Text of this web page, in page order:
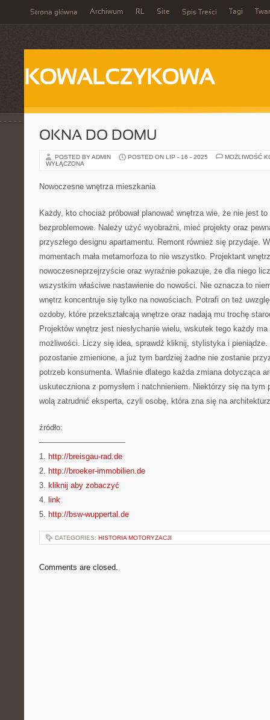
Strona główna Archiwum RL Site Spis Treści Tagi
KOWALCZYKOWA
OKNA DO DOMU
POSTED BY ADMIN POSTED ON LIP - 16 - 2025
MOŻLIWOŚĆ
WYŁĄCZONA
Nowoczesne wnętrza mieszkania
Każdy, kto chociaż próbował planować wnętrza wie, że nie jest
bezproblemowe. Należy użyć wyobraźni, mieć projekty oraz
przyszłego designu apartamentu. Remont również się przydaje.
momentach mała metamorfoza to nie wszystko. Projektant
nowoczesneprzejrzyście oraz wyraźnie pokazuje, że dla niego
wszystkim właściwe nastawienie do nowości. Nie oznacza to
wnętrz koncentruje się tylko na nowościach. Potrafi on też
ozdoby, które przekształcają wnętrze oraz nadają mu trochę
Projektów wnętrz jest niesłychanie wielu, wskutek tego każdy
możliwości. Liczy się idea, sprawdź kliknij, stylistyka i pieniądze.
pozostanie zmienione, a już tym bardziej żadne nie zostanie
potrzeb konsumenta. Właśnie dlatego każda zmiana dotycząca
uskuteczniona z pomysłem i natchnieniem. Niektórzy się na tym
wolą zatrudnić eksperta, czyli osobę, która zna się na
źródło:
———————————
1. http://breisgau-rad.de
2. http://broeker-immobilien.de
3. kliknij aby zobaczyć
4. link
5. http://bsw-wuppertal.de
CATEGORIES: HISTORIA MOTORYZACJI
Comments are closed.